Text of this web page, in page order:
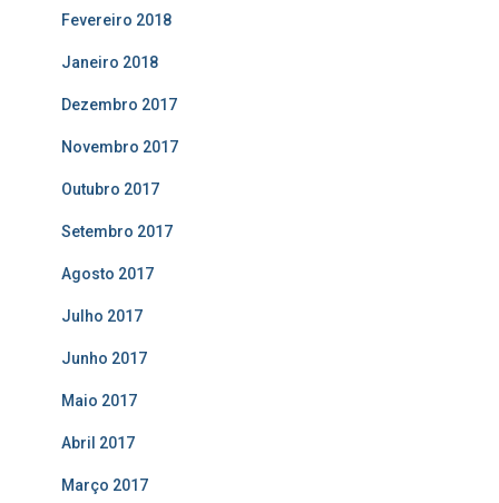
Fevereiro 2018
Janeiro 2018
Dezembro 2017
Novembro 2017
Outubro 2017
Setembro 2017
Agosto 2017
Julho 2017
Junho 2017
Maio 2017
Abril 2017
Março 2017